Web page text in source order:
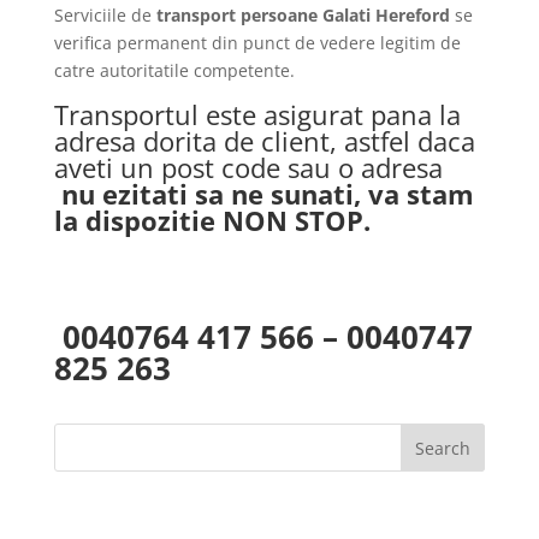
Serviciile de transport persoane Galati Hereford se
verifica permanent din punct de vedere legitim de
catre autoritatile competente.
Transportul este asigurat pana la
adresa dorita de client, astfel daca
aveti un post code sau o adresa
nu ezitati sa ne sunati, va stam
la dispozitie NON STOP.
0040764 417 566 – 0040747
825 263